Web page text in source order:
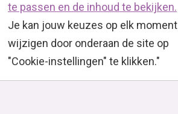
te passen en de inhoud te bekijken.
Je kan jouw keuzes op elk moment
wijzigen door onderaan de site op
"Cookie-instellingen" te klikken."